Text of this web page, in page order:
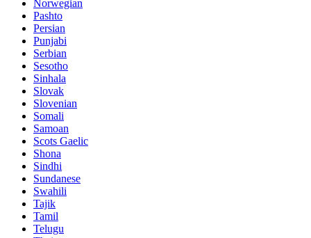
Norwegian
Pashto
Persian
Punjabi
Serbian
Sesotho
Sinhala
Slovak
Slovenian
Somali
Samoan
Scots Gaelic
Shona
Sindhi
Sundanese
Swahili
Tajik
Tamil
Telugu